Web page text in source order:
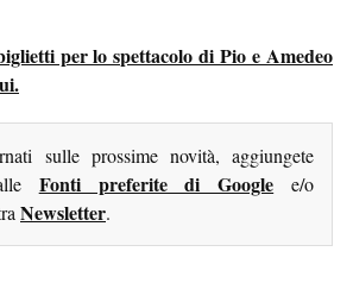
per lo spettacolo di Pio e Amedeo
sulle prossime novità, aggiungete
Fonti preferite di Google e/o
Newsletter.